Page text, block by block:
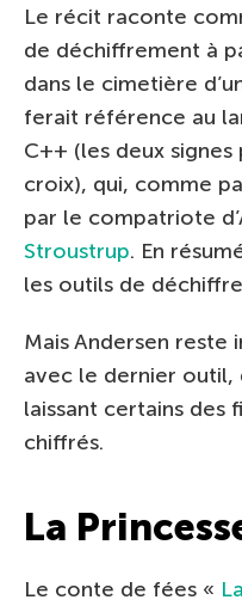
Le récit raconte
de déchiffrement à
dans le cimetière
ferait référence au
C++ (les deux
croix), qui, comme
par le compatriote
Stroustrup. En
les outils de
Mais Andersen
avec le dernier outil,
laissant certains des
chiffrés.
La
Le conte de fées «